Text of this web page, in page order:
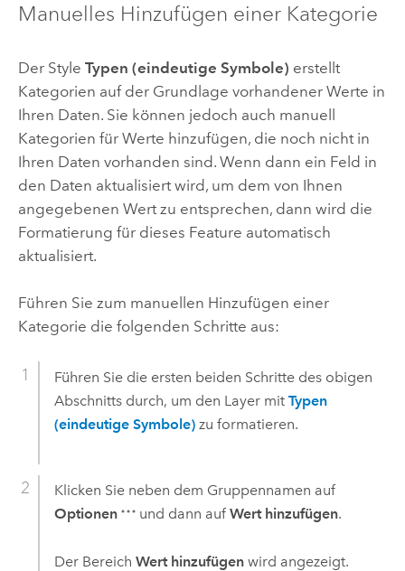
Manuelles Hinzufügen einer Kategorie
Der Style Typen (eindeutige Symbole) erstellt
Kategorien auf der Grundlage vorhandener Werte in
Ihren Daten. Sie können jedoch auch manuell
Kategorien für Werte hinzufügen, die noch nicht in
Ihren Daten vorhanden sind. Wenn dann ein Feld in
den Daten aktualisiert wird, um dem von Ihnen
angegebenen Wert zu entsprechen, dann wird die
Formatierung für dieses Feature automatisch
aktualisiert.
Führen Sie zum manuellen Hinzufügen einer
Kategorie die folgenden Schritte aus:
Führen Sie die ersten beiden Schritte des obigen
Abschnitts durch, um den Layer mit Typen
(eindeutige Symbole)zu formatieren.
Klicken Sie neben dem Gruppennamen auf
Optionen
und dann auf Wert hinzufügen.
Der Bereich Wert hinzufügenwird angezeigt.